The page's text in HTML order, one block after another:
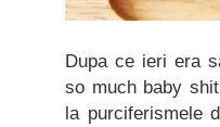
Dupa ce ieri era
so much baby
la purciferismele